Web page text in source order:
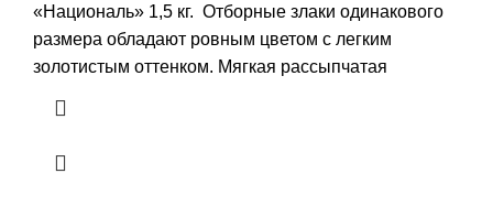
«Националь» 1,5 кг. Отборные злаки одинакового
размера обладают ровным цветом с легким
золотистым оттенком. Мягкая рассыпчатая